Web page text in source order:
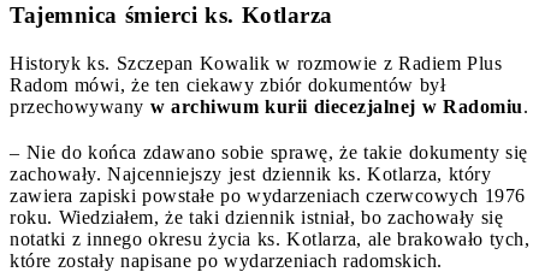
Tajemnica śmierci ks. Kotlarza
Historyk ks. Szczepan Kowalik w rozmowie z Radiem Plus
Radom mówi, że ten ciekawy zbiór dokumentów był
przechowywany w archiwum kurii diecezjalnej w Radomiu.
– Nie do końca zdawano sobie sprawę, że takie dokumenty się
zachowały. Najcenniejszy jest dziennik ks. Kotlarza, który
zawiera zapiski powstałe po wydarzeniach czerwcowych 1976
roku. Wiedziałem, że taki dziennik istniał, bo zachowały się
notatki z innego okresu życia ks. Kotlarza, ale brakowało tych,
które zostały napisane po wydarzeniach radomskich.